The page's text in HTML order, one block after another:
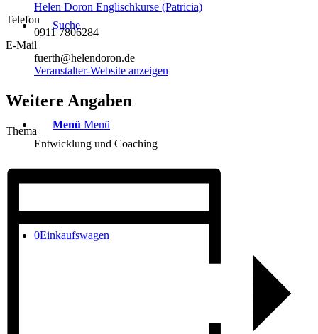
Suche
Menü Menü
0Einkaufswagen
Helen Doron Englischkurse (Patricia)
Telefon
0911 7806284
E-Mail
fuerth@helendoron.de
Veranstalter-Website anzeigen
Weitere Angaben
Thema
Entwicklung und Coaching